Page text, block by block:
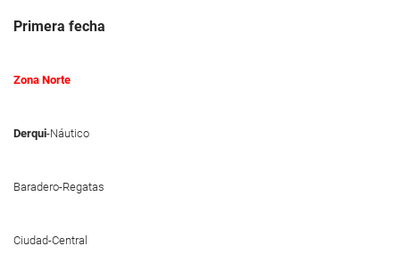
Primera fecha
Zona Norte
Derqui-Náutico
Baradero-Regatas
Ciudad-Central